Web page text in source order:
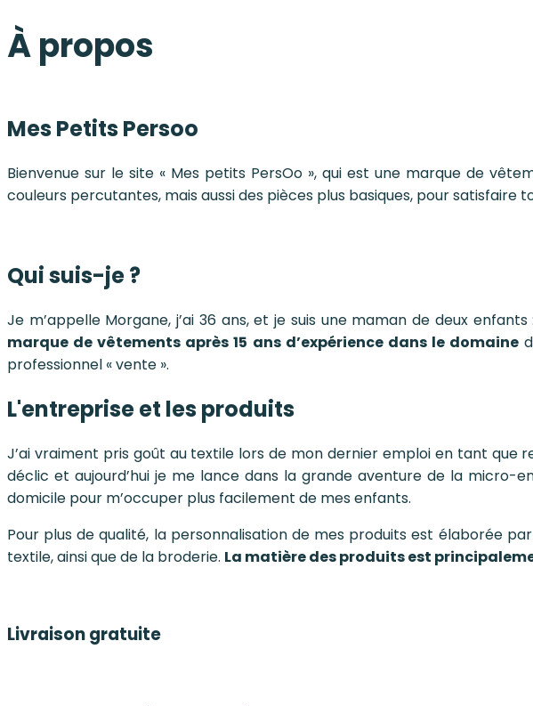
À propos
Mes Petits Persoo
Bienvenue sur le site « Mes petits PersOo », qui est une marque de
couleurs percutantes, mais aussi des pièces plus basiques, pour satisfaire
Qui suis-je ?
Je m’appelle Morgane, j’ai 36 ans, et je suis une maman de deux
marque de vêtements après 15 ans d’expérience dans le domaine
professionnel « vente ».
L'entreprise et les produits
J’ai vraiment pris goût au textile lors de mon dernier emploi en tant
déclic et aujourd’hui je me lance dans la grande aventure de la micro-
domicile pour m’occuper plus facilement de mes enfants.
Pour plus de qualité, la personnalisation de mes produits est élaborée
textile, ainsi que de la broderie. La matière des produits est
Livraison gratuite